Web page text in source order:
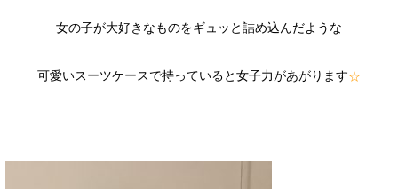
女の子が大好きなものをギュッと詰め込んだような
可愛いスーツケースで持っていると女子力があがります☆